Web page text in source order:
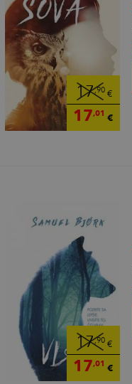
17,90€
17,01 €
17,90€
17,01 €